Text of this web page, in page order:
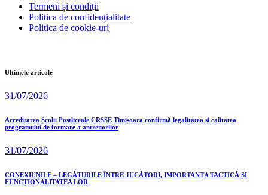
Termeni și condiții
Politica de confidențialitate
Politica de cookie-uri
Ultimele articole
31/07/2026
Acreditarea Școlii Postliceale CRSSE Timișoara confirmă legalitatea și calitatea
programului de formare a antrenorilor
31/07/2026
CONEXIUNILE – LEGĂTURILE ÎNTRE JUCĂTORI, IMPORTANȚA TACTICĂ ȘI
FUNCȚIONALITATEA LOR